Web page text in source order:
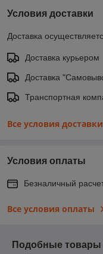
Условия доставки
Доставка
Доставка курьером
Доставка
Транспортная
Все условия доставки
Условия оплаты
Безналичный
Все условия оплаты
Подобные товары